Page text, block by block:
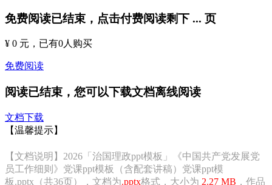
免费阅读已结束，点击付费阅读剩下 ... 页
¥ 0 元 ，已有0人购买
免费阅读
阅读已结束，您可以下载文档离线阅读
文档下载
【温馨提示】
【文档说明】2026「治国理政ppt模板」《中国共产党发展党
员工作细则》党课ppt模板（含配套讲稿）党课ppt模
板.pptx（共36页），文档为.pptx格式，大小为 2.27 MB ，作品